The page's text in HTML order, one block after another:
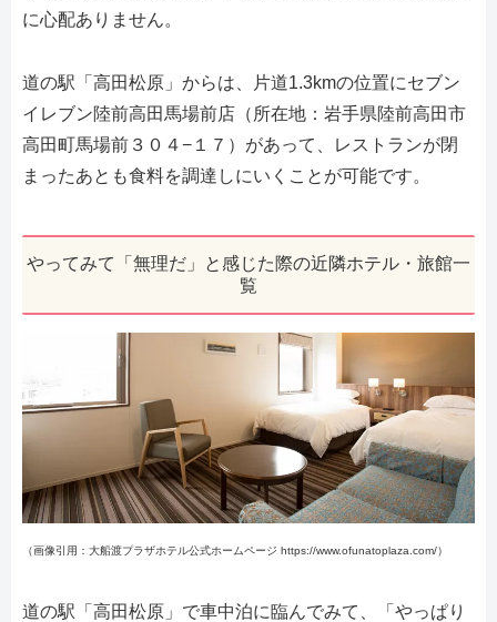
に心配ありません。
道の駅「高田松原」からは、片道1.3kmの位置にセブン
イレブン陸前高田馬場前店（所在地：岩手県陸前高田市
高田町馬場前３０４−１７）があって、レストランが閉
まったあとも食料を調達しにいくことが可能です。
やってみて「無理だ」と感じた際の近隣ホテル・旅館一
覧
（画像引用：大船渡プラザホテル公式ホームページ https://www.ofunatoplaza.com/）
道の駅「高田松原」で車中泊に臨んでみて、「やっぱり